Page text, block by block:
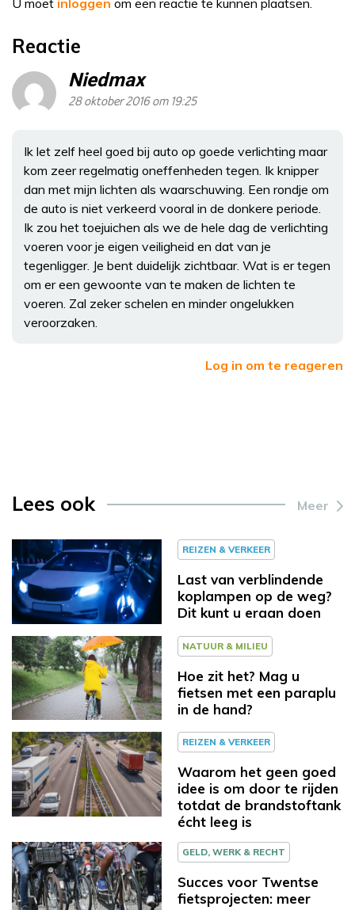
Reactie
Niedmax
28 oktober 2016 om 19:25
Ik let zelf heel goed bij auto op goede verlichting maar
kom zeer regelmatig oneffenheden tegen. Ik knipper
dan met mijn lichten als waarschuwing. Een rondje om
de auto is niet verkeerd vooral in de donkere periode.
Ik zou het toejuichen als we de hele dag de verlichting
voeren voor je eigen veiligheid en dat van je
tegenligger. Je bent duidelijk zichtbaar. Wat is er tegen
om er een gewoonte van te maken de lichten te
voeren. Zal zeker schelen en minder ongelukken
veroorzaken.
Log in om te reageren
Lees ook Meer
REIZEN & VERKEER
Last van verblindende
koplampen op de weg?
Dit kunt u eraan doen
NATUUR & MILIEU
Hoe zit het? Mag u
fietsen met een paraplu
in de hand?
REIZEN & VERKEER
Waarom het geen goed
idee is om door te rijden
totdat de brandstoftank
écht leeg is
GELD, WERK & RECHT
Succes voor Twentse
fietsprojecten: meer